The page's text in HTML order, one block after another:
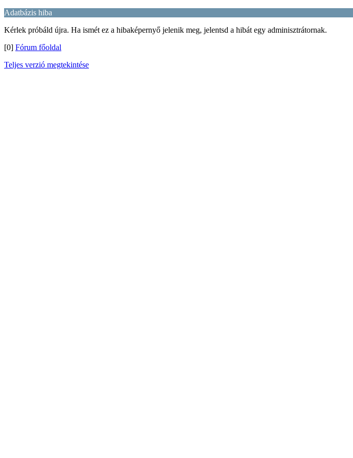
Adatbázis hiba
Kérlek próbáld újra. Ha ismét ez a hibaképernyő jelenik meg, jelentsd a hibát egy adminisztrátornak.
[0] Fórum főoldal
Teljes verzió megtekintése